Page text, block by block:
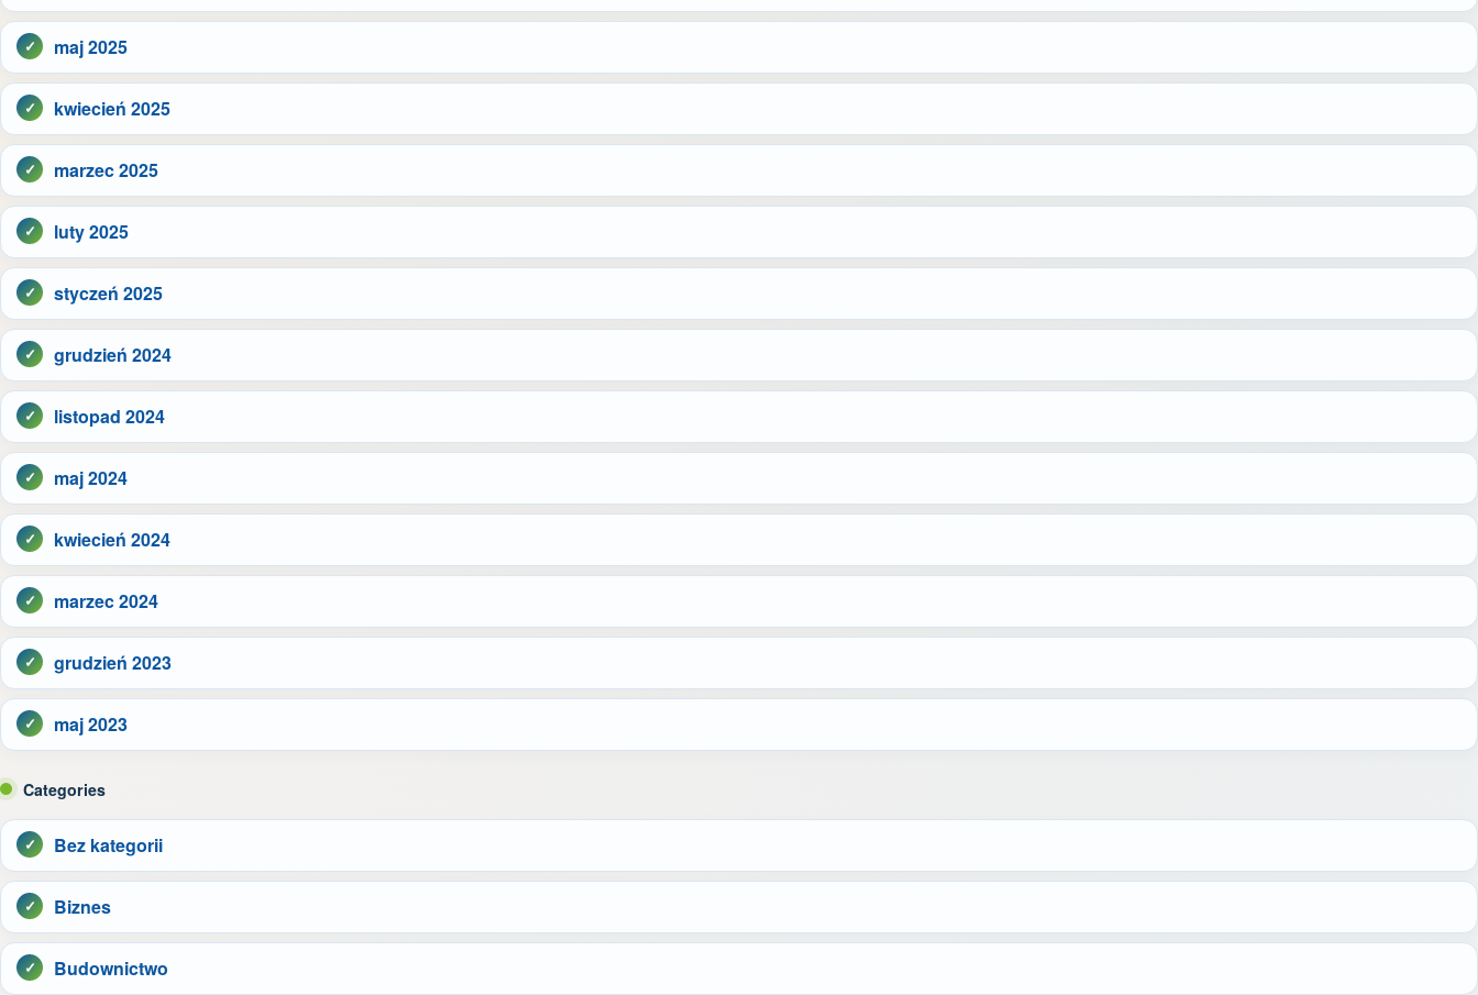
maj 2025
kwiecień 2025
marzec 2025
luty 2025
styczeń 2025
grudzień 2024
listopad 2024
maj 2024
kwiecień 2024
marzec 2024
grudzień 2023
maj 2023
Categories
Bez kategorii
Biznes
Budownictwo